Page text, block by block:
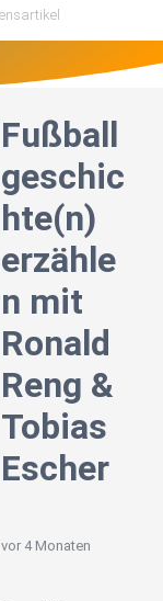
Fußball
geschic
hte(n)
erzähle
n mit
Ronald
Reng &
Tobias
Escher
vor 4 Monaten